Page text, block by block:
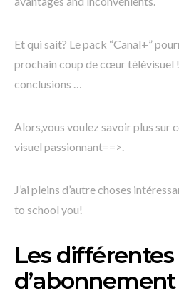
Et qui sait? Le pack “Canal+”
prochain coup de cœur télévisuel
conclusions …
Alors,vous voulez savoir plus sur
visuel passionnant==>.
J’ai pleins d’autre choses
to school you!
Les
d’abonnement